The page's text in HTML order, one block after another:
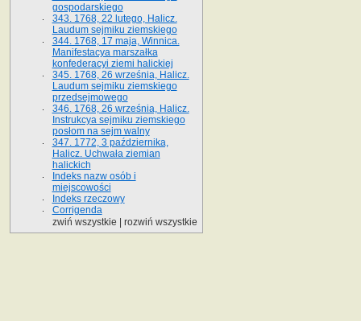
gospodarskiego
343. 1768, 22 lutego, Halicz.
Laudum sejmiku ziemskiego
344. 1768, 17 maja, Winnica.
Manifestacya marszałka
konfederacyi ziemi halickiej
345. 1768, 26 września, Halicz.
Laudum sejmiku ziemskiego
przedsejmowego
346. 1768, 26 września, Halicz.
Instrukcya sejmiku ziemskiego
posłom na sejm walny
347. 1772, 3 października,
Halicz. Uchwała ziemian
halickich
Indeks nazw osób i
miejscowości
Indeks rzeczowy
Corrigenda
zwiń wszystkie
rozwiń wszystkie